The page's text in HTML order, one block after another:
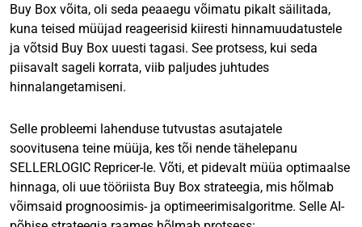
Buy Box võita, oli seda peaaegu võimatu pikalt säilitada,
kuna teised müüjad reageerisid kiiresti hinnamuudatustele
ja võtsid Buy Box uuesti tagasi. See protsess, kui seda
piisavalt sageli korrata, viib paljudes juhtudes
hinnalangetamiseni.
Selle probleemi lahenduse tutvustas asutajatele
soovitusena teine müüja, kes tõi nende tähelepanu
SELLERLOGIC Repricer-le. Võti, et pidevalt müüa optimaalse
hinnaga, oli uue tööriista Buy Box strateegia, mis hõlmab
võimsaid prognoosimis- ja optimeerimisalgoritme. Selle AI-